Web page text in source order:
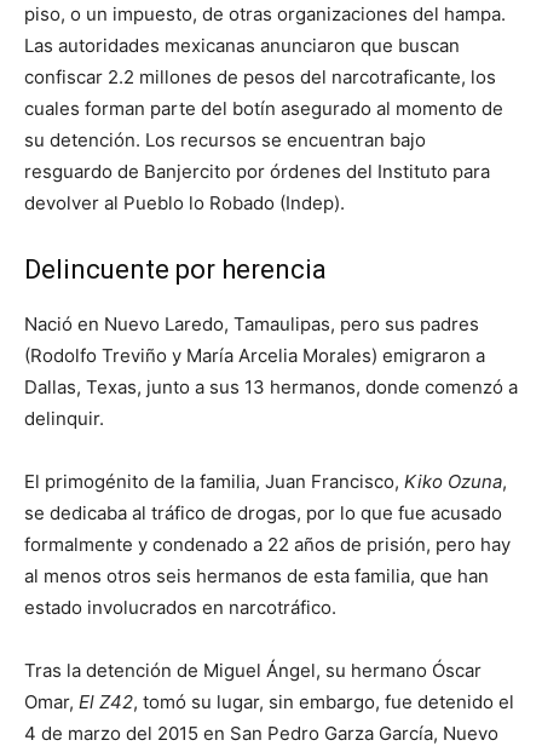
piso, o un impuesto, de otras organizaciones del hampa.
Las autoridades mexicanas anunciaron que buscan
confiscar 2.2 millones de pesos del narcotraficante, los
cuales forman parte del botín asegurado al momento de
su detención. Los recursos se encuentran bajo
resguardo de Banjercito por órdenes del Instituto para
devolver al Pueblo lo Robado (Indep).
Delincuente por herencia
Nació en Nuevo Laredo, Tamaulipas, pero sus padres
(Rodolfo Treviño y María Arcelia Morales) emigraron a
Dallas, Texas, junto a sus 13 hermanos, donde comenzó a
delinquir.
El primogénito de la familia, Juan Francisco, Kiko Ozuna,
se dedicaba al tráfico de drogas, por lo que fue acusado
formalmente y condenado a 22 años de prisión, pero hay
al menos otros seis hermanos de esta familia, que han
estado involucrados en narcotráfico.
Tras la detención de Miguel Ángel, su hermano Óscar
Omar, El Z42, tomó su lugar, sin embargo, fue detenido el
4 de marzo del 2015 en San Pedro Garza García, Nuevo